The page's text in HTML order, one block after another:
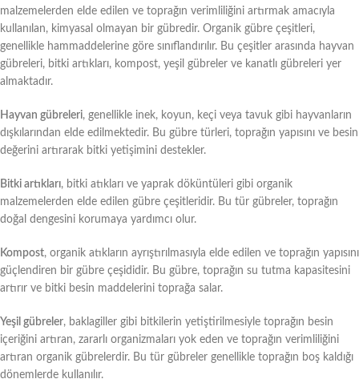
malzemelerden elde edilen ve toprağın verimliliğini artırmak amacıyla
kullanılan, kimyasal olmayan bir gübredir. Organik gübre çeşitleri,
genellikle hammaddelerine göre sınıflandırılır. Bu çeşitler arasında hayvan
gübreleri, bitki artıkları, kompost, yeşil gübreler ve kanatlı gübreleri yer
almaktadır.
Hayvan gübreleri, genellikle inek, koyun, keçi veya tavuk gibi hayvanların
dışkılarından elde edilmektedir. Bu gübre türleri, toprağın yapısını ve besin
değerini artırarak bitki yetişimini destekler.
Bitki artıkları, bitki atıkları ve yaprak döküntüleri gibi organik
malzemelerden elde edilen gübre çeşitleridir. Bu tür gübreler, toprağın
doğal dengesini korumaya yardımcı olur.
Kompost, organik atıkların ayrıştırılmasıyla elde edilen ve toprağın yapısını
güçlendiren bir gübre çeşididir. Bu gübre, toprağın su tutma kapasitesini
artırır ve bitki besin maddelerini toprağa salar.
Yeşil gübreler, baklagiller gibi bitkilerin yetiştirilmesiyle toprağın besin
içeriğini artıran, zararlı organizmaları yok eden ve toprağın verimliliğini
artıran organik gübrelerdir. Bu tür gübreler genellikle toprağın boş kaldığı
dönemlerde kullanılır.